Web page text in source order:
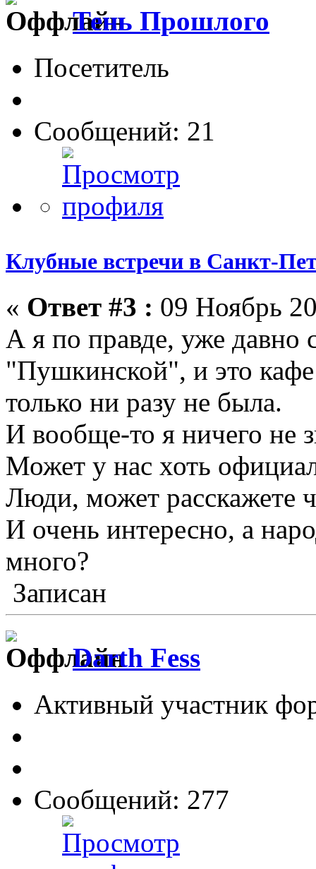
Тень Прошлого
Посетитель
Сообщений: 21
Клубные встречи в Санкт-
« Ответ #3 : 09 Ноябрь
А я по правде, уже давно
"Пушкинской", и это
только ни разу не была.
И вообще-то я ничего не
Может у нас хоть
Люди, может расскажете
И очень интересно, а
много?
Записан
Darth Fess
Активный участник
Сообщений: 277